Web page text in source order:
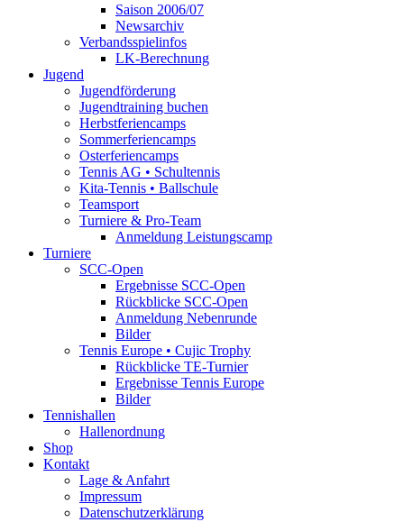
Saison 2006/07
Newsarchiv
Verbandsspielinfos
LK-Berechnung
Jugend
Jugendförderung
Jugendtraining buchen
Herbstferiencamps
Sommerferiencamps
Osterferiencamps
Tennis AG • Schultennis
Kita-Tennis • Ballschule
Teamsport
Turniere & Pro-Team
Anmeldung Leistungscamp
Turniere
SCC-Open
Ergebnisse SCC-Open
Rückblicke SCC-Open
Anmeldung Nebenrunde
Bilder
Tennis Europe • Cujic Trophy
Rückblicke TE-Turnier
Ergebnisse Tennis Europe
Bilder
Tennishallen
Hallenordnung
Shop
Kontakt
Lage & Anfahrt
Impressum
Datenschutzerklärung